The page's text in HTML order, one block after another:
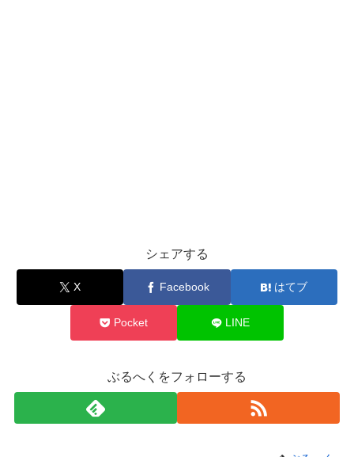
シェアする
X Facebook はてブ
Pocket LINE
ぶるへくをフォローする